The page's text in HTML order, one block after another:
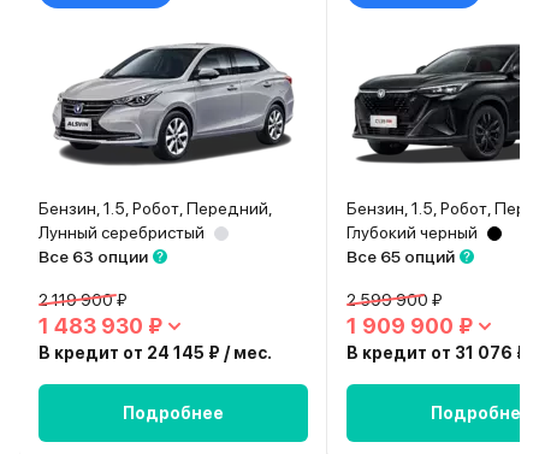
Бензин, 1.5, Робот, Передний,
Лунный серебристый
Все 63 опции
2 119 900 ₽
1 483 930 ₽
В кредит от 24 145 ₽ / мес.
Подробнее
Бензин, 1.5, Робот,
Глубокий черный
Все 65 опций
2 599 900 ₽
1 909 900 ₽
В кредит от 31 076 ₽
Подробнее